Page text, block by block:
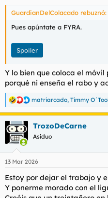
GuardianDelColacado rebuznó:
Pues apúntate a FYRA.
Spoiler
Y lo bien que coloca el móvil
porqué ni enseña el rabo y
R
e
a
c
c
i
e
:
matriarcado, Timmy
TrozoDeCarne
Asiduo
13 Mar 2026
Estoy por dejar el trabajo y
Y ponerme morado con el